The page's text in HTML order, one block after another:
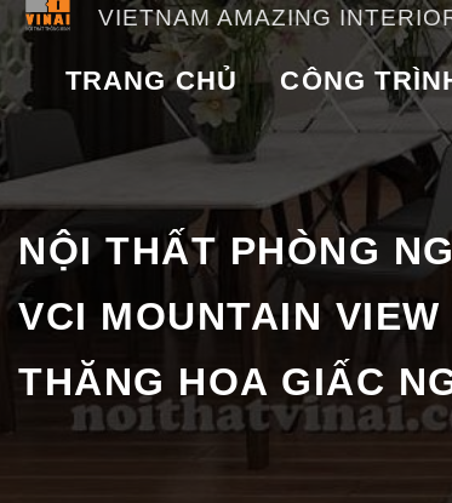
VIETNAM AMAZING
TRANG CHỦ CÔNG
NỘI THẤT PHÒNG
VCI MOUNTAIN
THĂNG HOA GIẤC